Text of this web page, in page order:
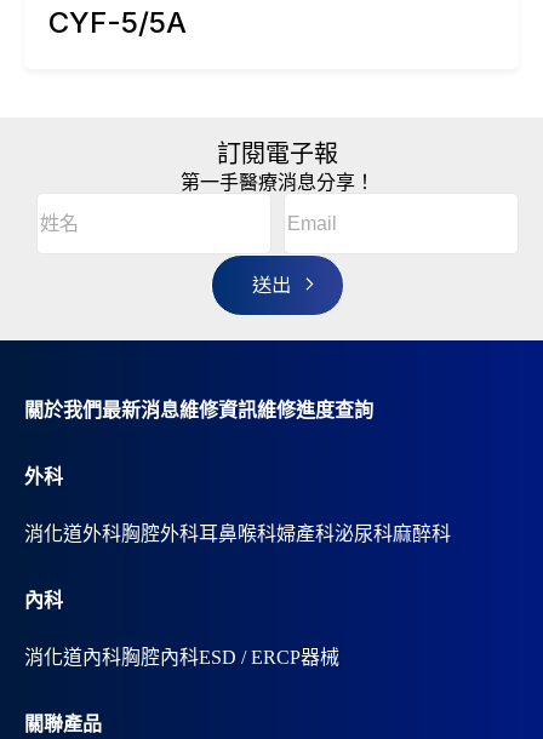
CYF-5/5A
訂閱電子報
第一手醫療消息分享！
名
(Required)
r
n
v
e
關於我們最新消息維修資訊維修進度查詢
外科
消化道外科胸腔外科耳鼻喉科婦產科泌尿科麻醉科
內科
消化道內科胸腔內科ESD / ERCP器械
關聯產品